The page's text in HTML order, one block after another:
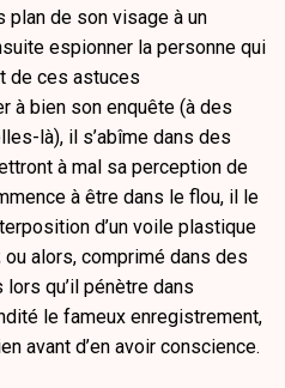
plan de son visage à un
espionner la personne qui
de ces astuces
à bien son enquête (à des
là), il s’abîme dans des
à mal sa perception de
à être dans le flou, il le
d’un voile plastique
alors, comprimé dans des
qu’il pénètre dans
le fameux enregistrement,
avant d’en avoir conscience.